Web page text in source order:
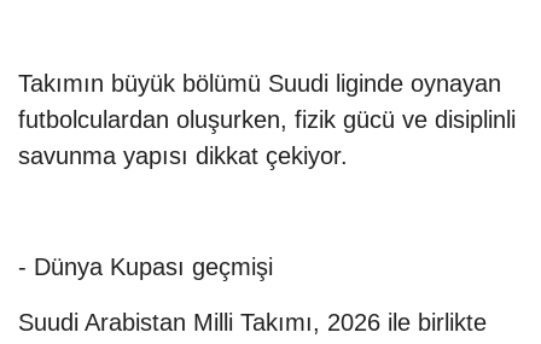
Takımın büyük bölümü Suudi liginde oynayan
futbolculardan oluşurken, fizik gücü ve disiplinli
savunma yapısı dikkat çekiyor.
- Dünya Kupası geçmişi
Suudi Arabistan Milli Takımı, 2026 ile birlikte